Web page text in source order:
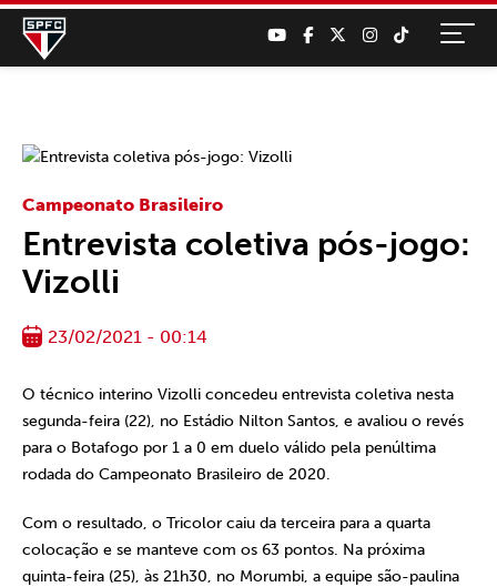
Campeonato Brasileiro
Entrevista coletiva pós-jogo:
Vizolli
23/02/2021 - 00:14
O técnico interino Vizolli concedeu entrevista coletiva nesta
segunda-feira (22), no Estádio Nilton Santos, e avaliou o revés
para o Botafogo por 1 a 0 em duelo válido pela penúltima
rodada do Campeonato Brasileiro de 2020.
Com o resultado, o Tricolor caiu da terceira para a quarta
colocação e se manteve com os 63 pontos. Na próxima
quinta-feira (25), às 21h30, no Morumbi, a equipe são-paulina